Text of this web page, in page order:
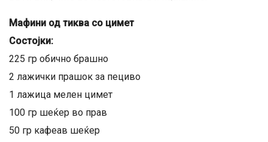
Мафини од тиква со цимет
Состојки:
225 гр обично брашно
2 лажички прашок за пециво
1 лажица мелен цимет
100 гр шеќер во прав
50 гр кафеав шеќер